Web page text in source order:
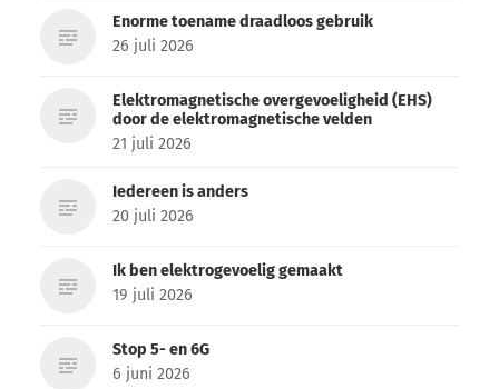
Enorme toename draadloos gebruik
26 juli 2026
Elektromagnetische overgevoeligheid (EHS)
door de elektromagnetische velden
21 juli 2026
Iedereen is anders
20 juli 2026
Ik ben elektrogevoelig gemaakt
19 juli 2026
Stop 5- en 6G
6 juni 2026